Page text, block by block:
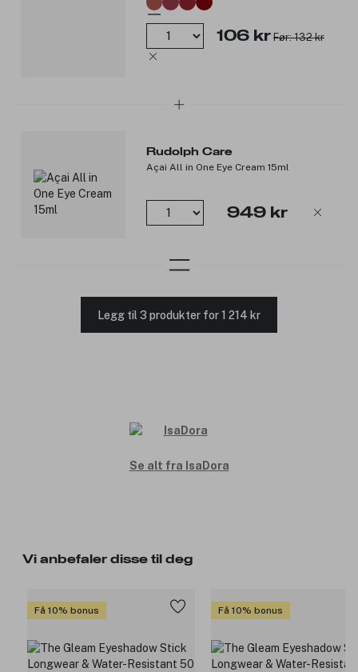
106 kr Før: 132 kr
Rudolph Care
Açai All in One Eye Cream 15ml
949 kr
Legg til 3 produkter for 1 214 kr
Se alt fra IsaDora
Vi anbefaler disse til deg
Få 10% bonus Få 10% bonus